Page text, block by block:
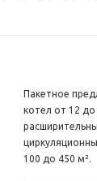
Пакетное
котел от 12
100 до 450 м².